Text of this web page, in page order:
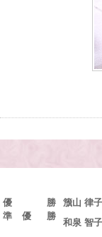
優 勝 籏山 律子
準 優 勝
和泉 智子